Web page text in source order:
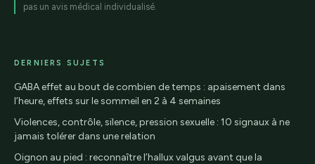
pas un avis médical individualisé.
DERNIERS SUJETS
GABA effet au bout de combien de temps : apaisement dans
l’heure, effets sur le sommeil en 2 à 4 semaines
Violences, contrôle, silence, pression sexuelle : 10 signaux à ne
jamais tolérer dans une relation
Oignon au pied : reconnaître l’hallux valgus avant que la